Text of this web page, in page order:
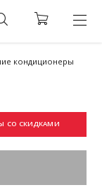
кондиционеры
СО СКИДКАМИ